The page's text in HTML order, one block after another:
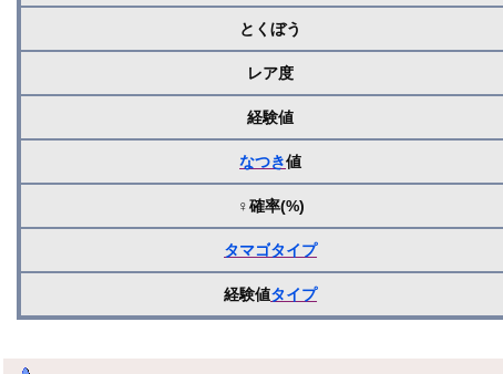
とくぼう
レア度
経験値
なつき値
♀確率(%)
タマゴタイプ
経験値タイプ